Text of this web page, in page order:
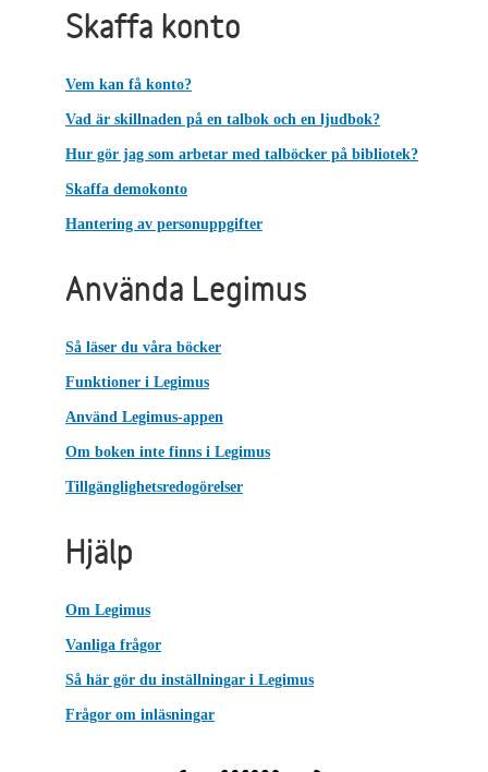
Skaffa konto
Vem kan få konto?
Vad är skillnaden på en talbok och en ljudbok?
Hur gör jag som arbetar med talböcker på bibliotek?
Skaffa demokonto
Hantering av personuppgifter
Använda Legimus
Så läser du våra böcker
Funktioner i Legimus
Använd Legimus-appen
Om boken inte finns i Legimus
Tillgänglighetsredogörelser
Hjälp
Om Legimus
Vanliga frågor
Så här gör du inställningar i Legimus
Frågor om inläsningar